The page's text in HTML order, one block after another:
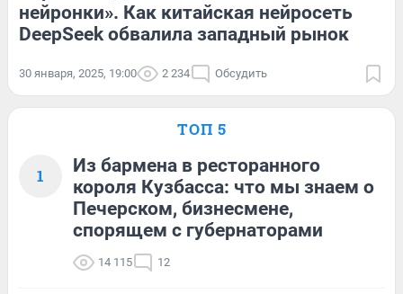
нейронки». Как китайская нейросеть
DeepSeek обвалила западный рынок
30 января, 2025, 19:00 2 234 Обсудить
ТОП 5
1
Из бармена в ресторанного
короля Кузбасса: что мы знаем о
Печерском, бизнесмене,
спорящем с губернаторами
14 115 12